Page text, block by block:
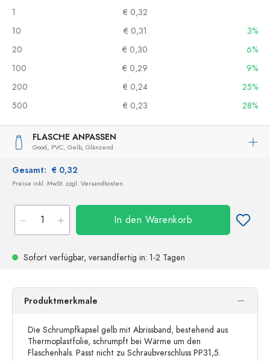
1
€ 0,32
10
€ 0,31
3%
20
€ 0,30
6%
100
€ 0,29
9%
200
€ 0,24
25%
500
€ 0,23 28%
FLASCHE ANPASSEN
Good, PVC, Gelb, Glänzend
Gesamt: € 0,32
Preise inkl. MwSt. zzgl. Versandkosten
In den Warenkorb
Sofort verfügbar, versandfertig in: 1-2 Tagen
Produktmerkmale
Die Schrumpfkapsel gelb mit Abrissband, bestehend aus
Thermoplastfolie, schrumpft bei Wärme um den
Flaschenhals. Passt nicht zu Schraubverschluss PP31,5.